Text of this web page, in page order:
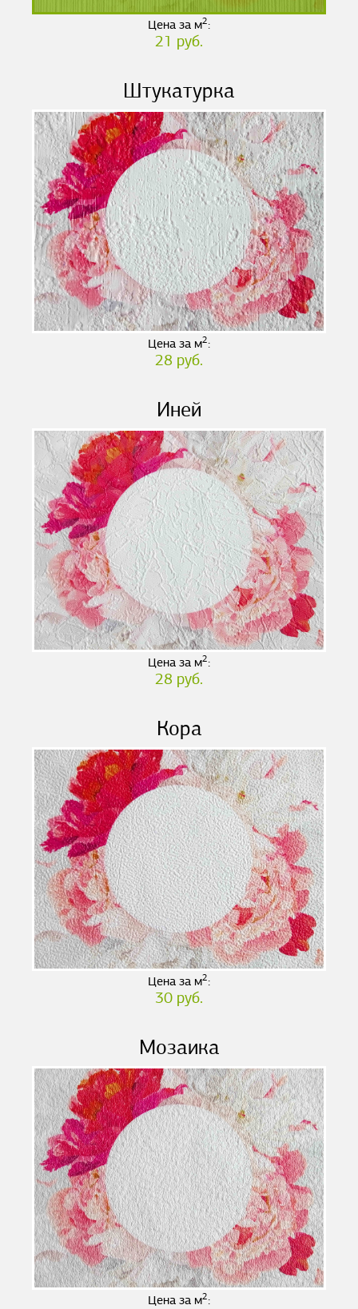
Цена за м2:
21 руб.
Штукатурка
Цена за м2:
28 руб.
Иней
Цена за м2:
28 руб.
Кора
Цена за м2:
30 руб.
Мозаика
Цена за м2: